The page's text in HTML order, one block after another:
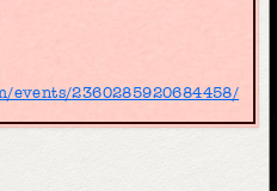
events/2360285920684458/